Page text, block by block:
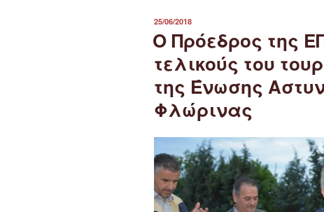
ΔΗΜΟΣΙΕΎΤΗΚΕ
25/06/2018
Ο Πρόεδρος της
τελικούς του
της Ένωσης
Φλώρινας